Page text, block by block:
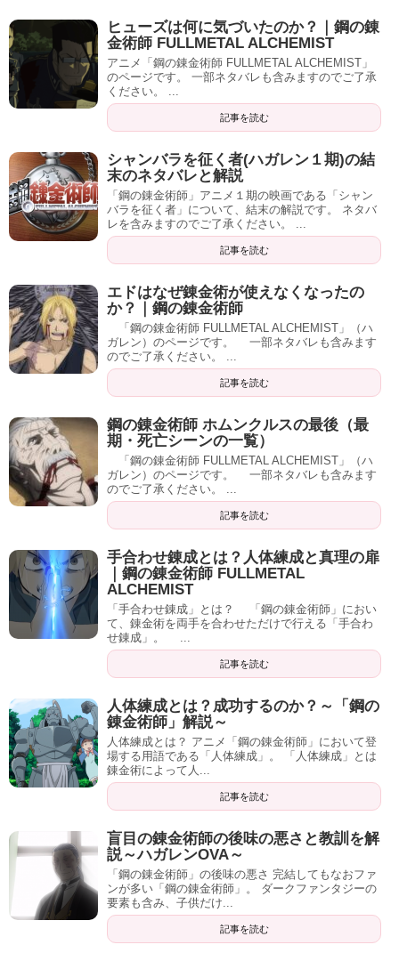
ヒューズは何に気づいたのか？｜鋼の錬
金術師 FULLMETAL ALCHEMIST
アニメ「鋼の錬金術師 FULLMETAL ALCHEMIST」
のページです。 一部ネタバレも含みますのでご了承
ください。 ...
記事を読む
シャンバラを征く者(ハガレン１期)の結
末のネタバレと解説
「鋼の錬金術師」アニメ１期の映画である「シャン
バラを征く者」について、結末の解説です。 ネタバ
レを含みますのでご了承ください。 ...
記事を読む
エドはなぜ錬金術が使えなくなったの
か？｜鋼の錬金術師
「鋼の錬金術師 FULLMETAL ALCHEMIST」（ハ
ガレン）のページです。 一部ネタバレも含みます
のでご了承ください。 ...
記事を読む
鋼の錬金術師 ホムンクルスの最後（最
期・死亡シーンの一覧）
「鋼の錬金術師 FULLMETAL ALCHEMIST」（ハ
ガレン）のページです。 一部ネタバレも含みます
のでご了承ください。 ...
記事を読む
手合わせ錬成とは？人体練成と真理の扉
｜鋼の錬金術師 FULLMETAL
ALCHEMIST
「手合わせ錬成」とは？ 「鋼の錬金術師」におい
て、錬金術を両手を合わせただけで行える「手合わ
せ錬成」。 ...
記事を読む
人体練成とは？成功するのか？～「鋼の
錬金術師」解説～
人体練成とは？ アニメ「鋼の錬金術師」において登
場する用語である「人体練成」。 「人体練成」とは
錬金術によって人...
記事を読む
盲目の錬金術師の後味の悪さと教訓を解
説～ハガレンOVA～
「鋼の錬金術師」の後味の悪さ 完結してもなおファ
ンが多い「鋼の錬金術師」。 ダークファンタジーの
要素も含み、子供だけ...
記事を読む